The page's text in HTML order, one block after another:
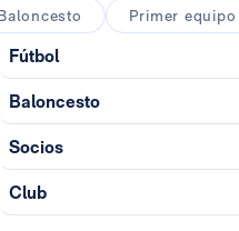
Primer equipo
Fútbol
Baloncesto
Socios
Club